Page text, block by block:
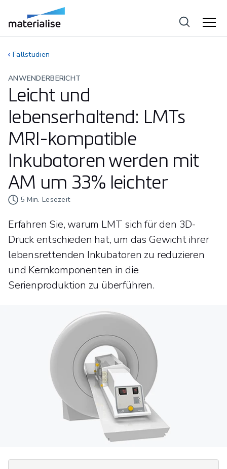
Fallstudien
ANWENDERBERICHT
Leicht und
lebenserhaltend: LMTs
MRI-kompatible
Inkubatoren werden mit
AM um 33% leichter
5 Min. Lesezeit
Erfahren Sie, warum LMT sich für den 3D-
Druck entschieden hat, um das Gewicht ihrer
lebensrettenden Inkubatoren zu reduzieren
und Kernkomponenten in die
Serienproduktion zu überführen.